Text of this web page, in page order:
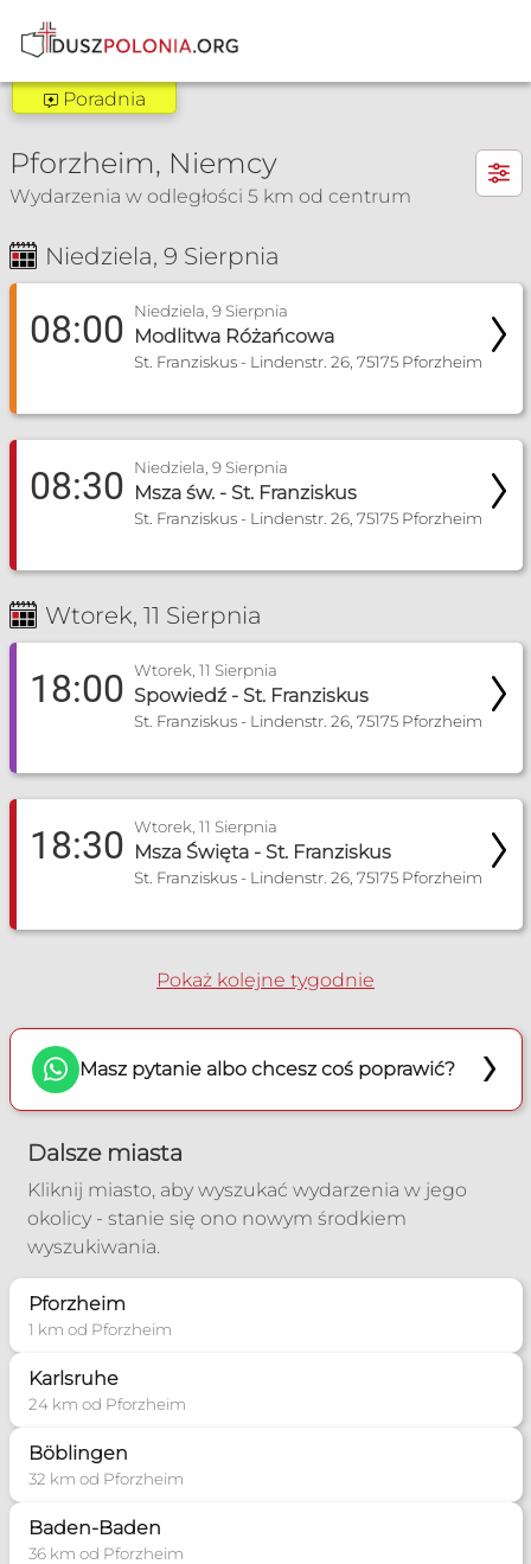
Poradnia Freiburg
Zakres pomocy:
Poradnia rozpoznawania płodności
Poradnia dla narzeczonych
Poradnia małżeńska
Poradnia dla singli
Poradnia dla seniorów
poradnia.pmkfr@gmail.com
Więcej informacji
Poradnia Karlsruhe
Zakres pomocy:
Poradnia dla narzeczonych
Poradnia rozpoznawania płodności
Poradnia Ludwigsburg
Zakres pomocy:
Poradnia małżeńska
Poradnia rozpoznawania płodności
+481777572979
piotrimiolczyk.poradnia@gmail.com
Zakres pomocy:
Poradnia małżeńska
Poradnia dla narzeczonych
Poradnia wychowawcza
Poradnia socjalna
+49 163 269 7671
Więcej informacji
Poradnia
×
Msza Św. i nabożeństwa Spowiedź
Pforzheim, Niemcy
Wydarzenia w odległości 5 km od centrum
Niedziela, 9 Sierpnia
08:00 Niedziela, 9 Sierpnia
Modlitwa Różańcowa
St. Franziskus - Lindenstr. 26, 75175 Pforzheim
08:30 Niedziela, 9 Sierpnia
Msza św. - St. Franziskus
St. Franziskus - Lindenstr. 26, 75175 Pforzheim
Wtorek, 11 Sierpnia
18:00 Wtorek, 11 Sierpnia
Spowiedź - St. Franziskus
St. Franziskus - Lindenstr. 26, 75175 Pforzheim
18:30 Wtorek, 11 Sierpnia
Msza Święta - St. Franziskus
St. Franziskus - Lindenstr. 26, 75175 Pforzheim
Pokaż kolejne tygodnie
Masz pytanie albo chcesz coś poprawić?
Dalsze miasta
Kliknij miasto, aby wyszukać wydarzenia w jego
okolicy - stanie się ono nowym środkiem
wyszukiwania.
Pforzheim
1 km od Pforzheim
Karlsruhe
24 km od Pforzheim
Böblingen
32 km od Pforzheim
Baden-Baden
36 km od Pforzheim